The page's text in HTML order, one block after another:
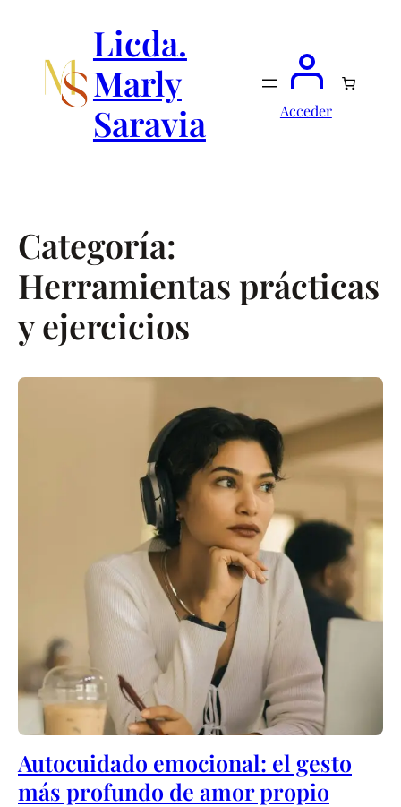
Licda.
Marly
Saravia
Acceder
Categoría:
Herramientas prácticas
y ejercicios
Autocuidado emocional: el gesto
más profundo de amor propio